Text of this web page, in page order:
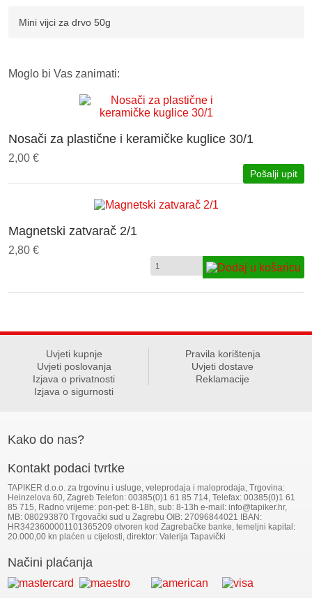
Mini vijci za drvo 50g
Moglo bi Vas zanimati:
Nosači za plastične i keramičke kuglice 30/1
2,00 €
Pošalji upit
Magnetski zatvarač 2/1
2,80 €
Uvjeti kupnje
Pravila korištenja
Uvjeti poslovanja
Uvjeti dostave
Izjava o privatnosti
Reklamacije
Izjava o sigurnosti
Kako do nas?
Kontakt podaci tvrtke
TAPIKER d.o.o. za trgovinu i usluge, veleprodaja i maloprodaja, Trgovina:
Heinzelova 60, Zagreb Telefon: 00385(0)1 61 85 714, Telefax: 00385(0)1 61
85 715, Radno vrijeme: pon-pet: 8-18h, sub: 8-13h e-mail: info@tapiker.hr,
MB: 080293870 Trgovački sud u Zagrebu OIB: 27096844021 IBAN:
HR3423600001101365209 otvoren kod Zagrebačke banke, temeljni kapital:
20.000,00 kn plaćen u cijelosti, direktor: Valerija Tapavički
Načini plaćanja